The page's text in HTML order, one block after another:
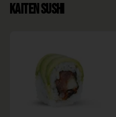
Kaiten Sushi